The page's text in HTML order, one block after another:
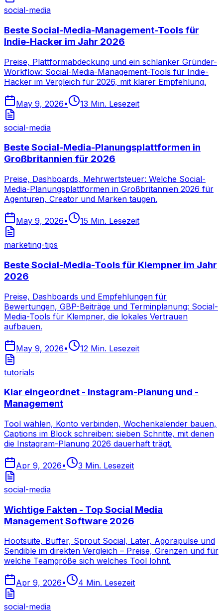
social-media
Beste Social-Media-Management-Tools für
Indie-Hacker im Jahr 2026
Preise, Plattformabdeckung und ein schlanker Gründer-
Workflow: Social-Media-Management-Tools für Indie-
Hacker im Vergleich für 2026, mit klarer Empfehlung.
May 9, 2026• 13 Min. Lesezeit
social-media
Beste Social-Media-Planungsplattformen in
Großbritannien für 2026
Preise, Dashboards, Mehrwertsteuer: Welche Social-
Media-Planungsplattformen in Großbritannien 2026 für
Agenturen, Creator und Marken taugen.
May 9, 2026• 15 Min. Lesezeit
marketing-tips
Beste Social-Media-Tools für Klempner im Jahr
2026
Preise, Dashboards und Empfehlungen für
Bewertungen, GBP-Beiträge und Terminplanung: Social-
Media-Tools für Klempner, die lokales Vertrauen
aufbauen.
May 9, 2026• 12 Min. Lesezeit
tutorials
Klar eingeordnet - Instagram-Planung und -
Management
Tool wählen, Konto verbinden, Wochenkalender bauen,
Captions im Block schreiben: sieben Schritte, mit denen
die Instagram-Planung 2026 dauerhaft trägt.
Apr 9, 2026• 3 Min. Lesezeit
social-media
Wichtige Fakten - Top Social Media
Management Software 2026
Hootsuite, Buffer, Sprout Social, Later, Agorapulse und
Sendible im direkten Vergleich – Preise, Grenzen und für
welche Teamgröße sich welches Tool lohnt.
Apr 9, 2026• 4 Min. Lesezeit
social-media